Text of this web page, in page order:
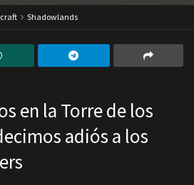
Shadowlands
en la Torre de los
adiós a los